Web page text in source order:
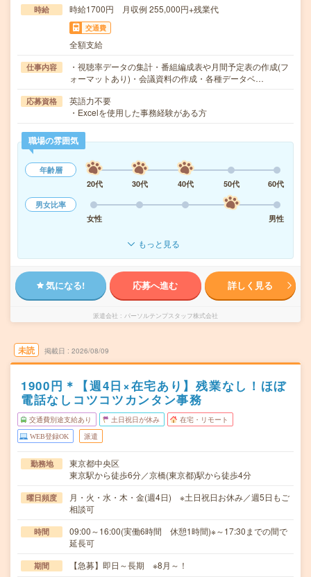
時給 時給1700円 月収例 255,000円+残業代
交通費
全額支給
仕事内容
・視聴率データの集計・番組編成表や月間予定表の作成(フ
ォーマットあり)・会議資料の作成・各種データベ…
応募資格
英語力不要
・Excelを使用した事務経験がある方
職場の雰囲気
年齢層
20代
30代 40代 50代
60代
男女比率
女性
男性
もっと見る
気になる! 応募へ進む 詳しく見る
派遣会社 パーソルテンプスタッフ株式会社
未読 掲載日 2026/08/09
1900円＊【週4日×在宅あり】残業なし！ほぼ
電話なしコツコツカンタン事務
交通費別途支給あり 土日祝日が休み 在宅・リモート
WEB登録OK 派遣
勤務地
東京都中央区
東京駅から徒歩6分／京橋(東京都)駅から徒歩4分
曜日頻度
月・火・水・木・金(週4日) ※土日祝日お休み／週5日もご
相談可
時間
09:00～16:00(実働6時間 休憩1時間)※～17:30までの間で
延長可
期間 【急募】即日～長期 ※8月～！